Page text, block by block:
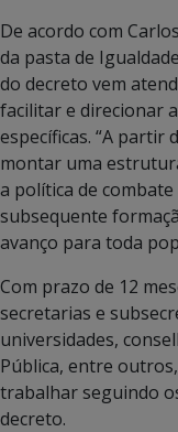
De acordo com
da pasta de
do decreto vem
facilitar e direcionar
específicas. “A partir
montar uma
a política de combate
subsequente
avanço para toda
Com prazo de 12
secretarias e
universidades,
Pública, entre
trabalhar seguindo
decreto.